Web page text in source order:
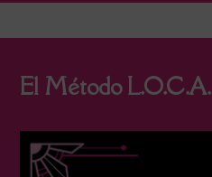
El Método L.O.C.A.